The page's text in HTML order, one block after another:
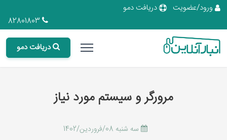
ورود/عضویت
دریافت دمو
دریافت دمو
مرورگر و سیستم مورد نیاز
سه شنبه 08/فروردین/1402